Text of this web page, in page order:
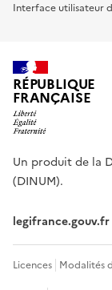
Interface utilisateur
RÉPUBLIQUE
FRANÇAISE
Un produit de la
(DINUM).
legifrance.gouv.fr
Licences Modalités